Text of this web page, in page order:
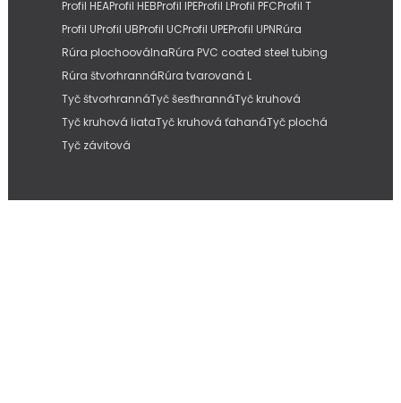
Profil HEAProfil HEBProfil IPEProfil LProfil PFCProfil T
Profil UProfil UBProfil UCProfil UPEProfil UPNRúra
Rúra plochooválnaRúra PVC coated steel tubing
Rúra štvorhrannáRúra tvarovaná L
Tyč štvorhrannáTyč šesťhrannáTyč kruhová
Tyč kruhová liataTyč kruhová ťahanáTyč plochá
Tyč závitová